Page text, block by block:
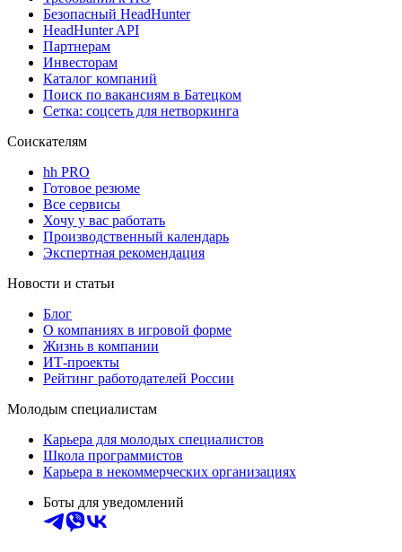
Безопасный HeadHunter
HeadHunter API
Партнерам
Инвесторам
Каталог компаний
Поиск по вакансиям в Батецком
Сетка: соцсеть для нетворкинга
Соискателям
hh PRO
Готовое резюме
Все сервисы
Хочу у вас работать
Производственный календарь
Экспертная рекомендация
Новости и статьи
Блог
О компаниях в игровой форме
Жизнь в компании
ИТ-проекты
Рейтинг работодателей России
Молодым специалистам
Карьера для молодых специалистов
Школа программистов
Карьера в некоммерческих организациях
Боты для уведомлений